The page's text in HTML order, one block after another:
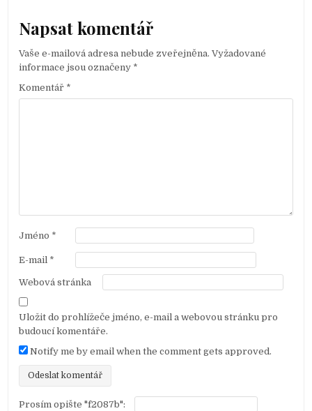
g
p
k
Napsat komentář
Vaše e-mailová adresa nebude zveřejněna. Vyžadované
informace jsou označeny *
Komentář *
Jméno *
E-mail *
Webová stránka
Uložit do prohlížeče jméno, e-mail a webovou stránku pro
budoucí komentáře.
Notify me by email when the comment gets approved.
Prosím opište "f2087b":